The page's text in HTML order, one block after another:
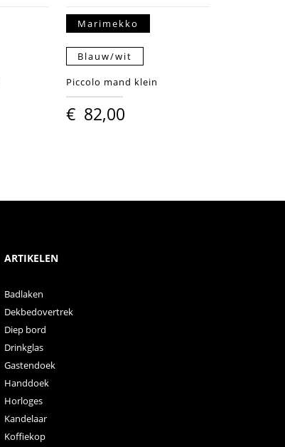
Marimekko
Blauw/wit
Piccolo mand klein
€ 82,00
ARTIKELEN
Badlaken
Dekbedovertrek
Diep bord
Drinkglas
Gastendoek
Handdoek
Horloges
Kandelaar
Koffiekop